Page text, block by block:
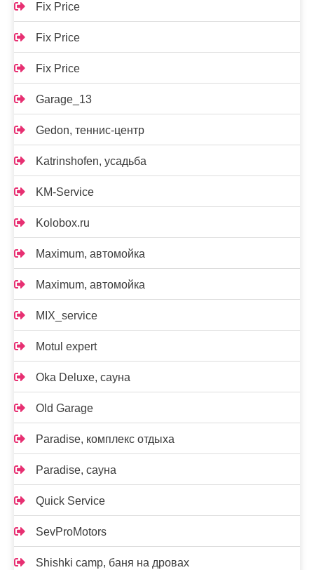
Fix Price
Fix Price
Fix Price
Garage_13
Gedon, теннис-центр
Katrinshofen, усадьба
KM-Service
Kolobox.ru
Maximum, автомойка
Maximum, автомойка
MIX_service
Motul expert
Oka Deluxe, сауна
Old Garage
Paradise, комплекс отдыха
Paradise, сауна
Quick Service
SevProMotors
Shishki camp, баня на дровах